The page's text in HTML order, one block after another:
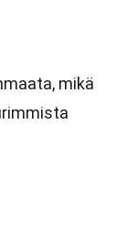
mikä